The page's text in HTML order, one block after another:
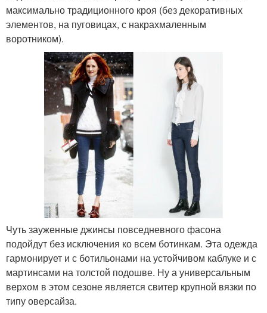
максимально традиционного кроя (без декоративных
элементов, на пуговицах, с накрахмаленным
воротником).
Чуть зауженные джинсы повседневного фасона
подойдут без исключения ко всем ботинкам. Эта одежда
гармонирует и с ботильонами на устойчивом каблуке и с
мартинсами на толстой подошве. Ну а универсальным
верхом в этом сезоне является свитер крупной вязки по
типу оверсайза.